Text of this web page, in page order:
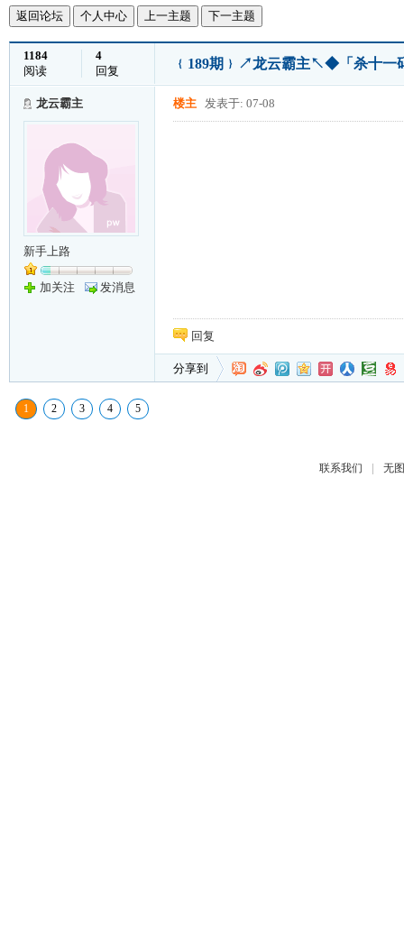
返回论坛 个人中心 上一主题 下一主题
1184
阅读
4
回复
﹛189期﹜↗龙云霸主↖◆「杀十
龙云霸主
新手上路
加关注 发消息
楼主 发表于: 07-08
回复
分享到
1 2 3 4 5
联系我们 | 无